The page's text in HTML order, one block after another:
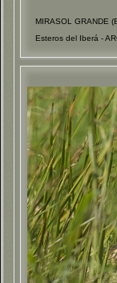
MIRASOL GRANDE
Esteros del Iberá -